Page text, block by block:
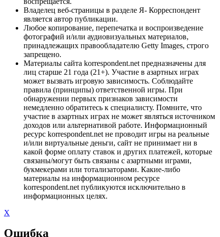
Владелец веб-страницы в разделе Я- Корреспондент
является автор публикации.
Любое копирование, перепечатка и воспроизведение
фотографий и/или аудиовизуальных материалов,
принадлежащих правообладателю Getty Images, строго
запрещено.
Материалы сайта korrespondent.net предназначены для
лиц старше 21 года (21+). Участие в азартных играх
может вызвать игровую зависимость. Соблюдайте
правила (принципы) ответственной игры. При
обнаружении первых признаков зависимости
немедленно обратитесь к специалисту. Помните, что
участие в азартных играх не может являться источником
доходов или альтернативой работе. Информационный
ресурс korrespondent.net не проводит игры на реальные
и/или виртуальные деньги, сайт не принимает ни в
какой форме оплату ставок и других платежей, которые
связаны/могут быть связаны с азартными играми,
букмекерами или тотализаторами. Какие-либо
материалы на информационном ресурсе
korrespondent.net публикуются исключительно в
информационных целях.
X
Ошибка